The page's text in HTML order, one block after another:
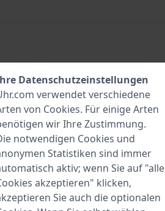
In den Warenkorb
Datenschutzeinstellungen
verwendet verschiedene
von Cookies. Für einige Arten
wir Ihre Zustimmung.
notwendigen Cookies und
Statistiken sind immer
aktiv; wenn Sie auf "alle
akzeptieren" klicken,
Sie auch die optionalen